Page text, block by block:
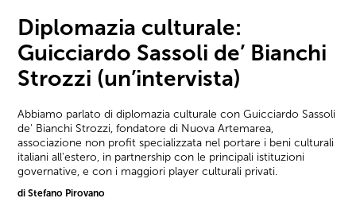
Diplomazia culturale:
Guicciardo Sassoli de’ Bianchi
Strozzi (un’intervista)
Abbiamo parlato di diplomazia culturale con Guicciardo Sassoli
de' Bianchi Strozzi, fondatore di Nuova Artemarea,
associazione non profit specializzata nel portare i beni culturali
italiani all'estero, in partnership con le principali istituzioni
governative, e con i maggiori player culturali privati.
di Stefano Pirovano